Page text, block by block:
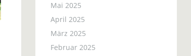
Mai 2025
April 2025
März 2025
Februar 2025